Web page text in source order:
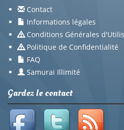
Contact
Informations légales
Conditions Générales
Politique de Confidentialité
FAQ
Samurai Illimité
Gardez le contact